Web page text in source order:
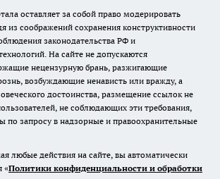
оставляет за собой право модерировать
из соображений сохранения конструктивности
законодательства РФ и
На сайте не допускаются
нецензурную брань, разжигающие
возбуждающие ненависть или вражду, а
достоинства, размещение ссылок не
не соблюдающих эти требования,
по запросу в надзорные и правоохранительные
любые действия на сайте, вы автоматически
«Политики конфиденциальности и обработки